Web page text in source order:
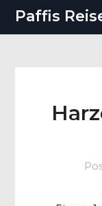
Paffis